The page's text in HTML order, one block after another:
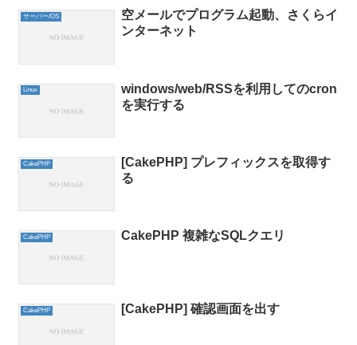
サーバー/OS
空メールでプログラム起動、さくらイ
ンターネット
Linux
windows/web/RSSを利用してのcron
を実行する
CakePHP
[CakePHP] プレフィックスを取得す
る
CakePHP CakePHP 複雑なSQLクエリ
CakePHP [CakePHP] 確認画面を出す